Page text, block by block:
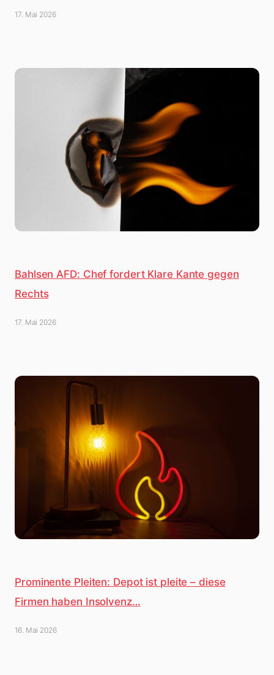
17. Mai 2026
Bahlsen AFD: Chef fordert Klare Kante gegen
Rechts
17. Mai 2026
Prominente Pleiten: Depot ist pleite – diese
Firmen haben Insolvenz…
16. Mai 2026